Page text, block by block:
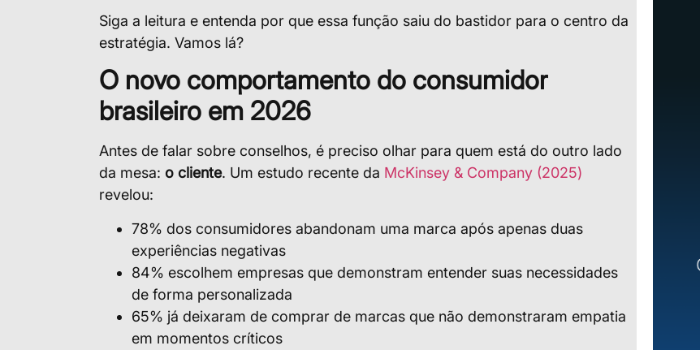
Siga a leitura e entenda por que essa função saiu do bastidor para o centro da
estratégia. Vamos lá?
O novo comportamento do consumidor
brasileiro em 2026
Antes de falar sobre conselhos, é preciso olhar para quem está do outro lado
da mesa: o cliente. Um estudo recente da McKinsey & Company (2025)
revelou:
78% dos consumidores abandonam uma marca após apenas duas
experiências negativas
84% escolhem empresas que demonstram entender suas necessidades
de forma personalizada
65% já deixaram de comprar de marcas que não demonstraram empatia
em momentos críticos